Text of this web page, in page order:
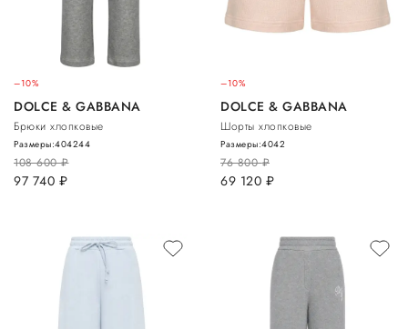
–10%
DOLCE & GABBANA
Брюки хлопковые
108 600руб.
97 740 руб.
Размеры:404244
–10%
DOLCE & GABBANA
Шорты хлопковые
76 800руб.
69 120 руб.
Размеры:4042